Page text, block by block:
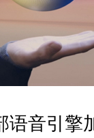
语音引擎